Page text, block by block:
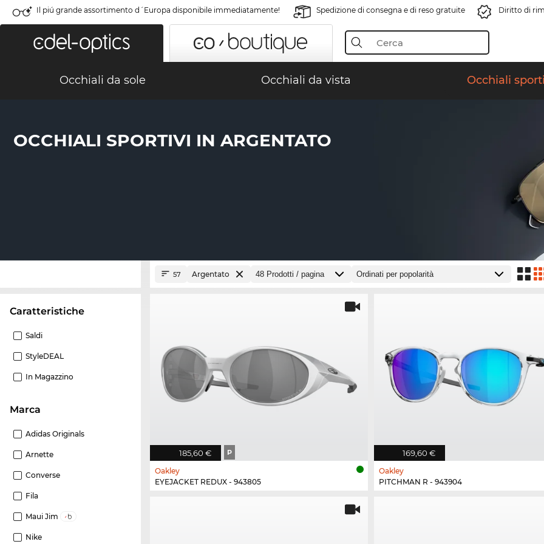
Il piú grande assortimento d´Europa disponibile immediatamente! Spedizione di consegna e di reso gratuite Diritto di
Occhiali da sole Occhiali da vista Occhiali
OCCHIALI SPORTIVI IN ARGENTATO
Caratteristiche
Saldi
StyleDEAL
In Magazzino
Marca
Adidas Originals
Arnette
Converse
Fila
Maui Jim
Nike
57 Argentato
185,60 € P
Oakley
EYEJACKET REDUX - 943805
169,60 €
Oakley
PITCHMAN R - 943904